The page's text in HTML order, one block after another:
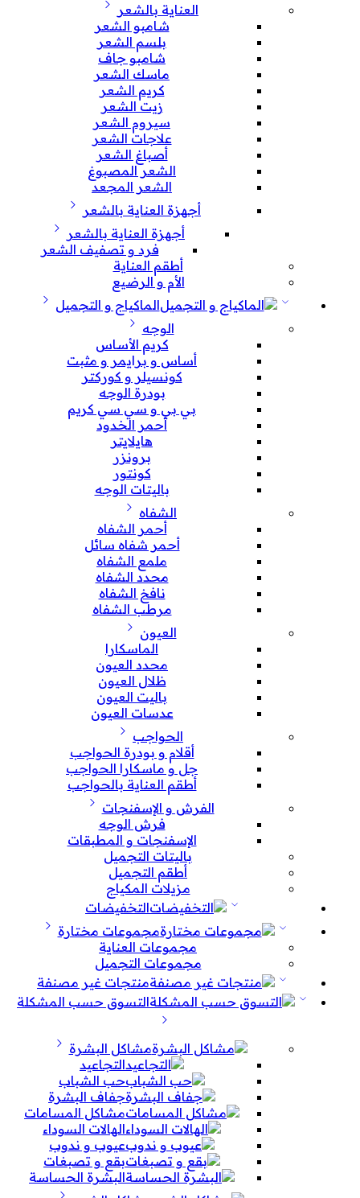
العناية بالشعر
شامبو الشعر
بلسم الشعر
شامبو جاف
ماسك الشعر
كريم الشعر
زيت الشعر
سيروم الشعر
علاجات الشعر
أصباغ الشعر
الشعر المصبوغ
الشعر المجعد
أجهزة العناية بالشعر
أجهزة العناية بالشعر
فرد و تصفيف الشعر
أطقم العناية
الأم و الرضيع
الماكياج و التجميل
الوجه
كريم الأساس
أساس و برايمر و مثبت
كونسيلر و كوركتر
بودرة الوجه
بي بي و سي سي كريم
أحمر الخدود
هايلايتر
برونزر
كونتور
باليتات الوجه
الشفاه
أحمر الشفاه
أحمر شفاه سائل
ملمع الشفاه
محدد الشفاه
نافخ الشفاه
مرطب الشفاه
العيون
الماسكارا
محدد العيون
ظلال العيون
باليت العيون
عدسات العيون
الحواجب
أقلام و بودرة الحواجب
جل و ماسكارا الحواجب
أطقم العناية بالحواجب
الفرش و الإسفنجات
فرش الوجه
الإسفنجات و المطبقات
باليتات التجميل
أطقم التجميل
مزيلات المكياج
التخفيضات
مجموعات مختارة
مجموعات العناية
مجموعات التجميل
منتجات غير مصنفة
التسوق حسب المشكلة
مشاكل البشرة
التجاعيد
حب الشباب
جفاف البشرة
مشاكل المسامات
الهالات السوداء
عيوب و ندوب
بقع و تصبغات
البشرة الحساسة